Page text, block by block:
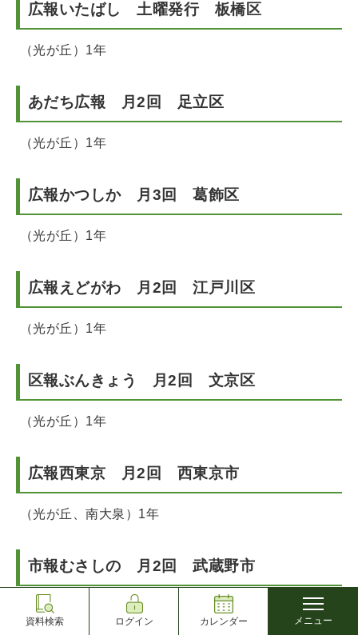
広報いたばし 土曜発行 板橋区
（光が丘）1年
あだち広報 月2回 足立区
（光が丘）1年
広報かつしか 月3回 葛飾区
（光が丘）1年
広報えどがわ 月2回 江戸川区
（光が丘）1年
区報ぶんきょう 月2回 文京区
（光が丘）1年
広報西東京 月2回 西東京市
（光が丘、南大泉）1年
市報むさしの 月2回 武蔵野市
（光が丘）1年
資料検索 ログイン カレンダー メニュー